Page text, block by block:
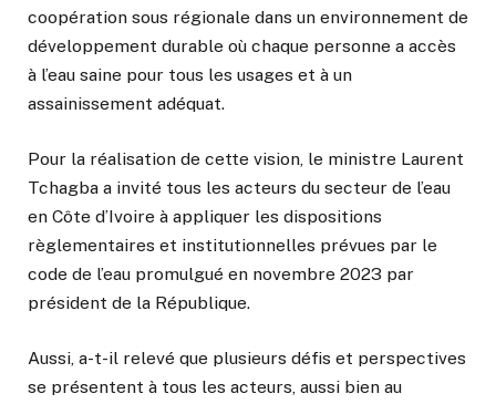
coopération sous régionale dans un environnement de
développement durable où chaque personne a accès
à l’eau saine pour tous les usages et à un
assainissement adéquat.
Pour la réalisation de cette vision, le ministre Laurent
Tchagba a invité tous les acteurs du secteur de l’eau
en Côte d’Ivoire à appliquer les dispositions
règlementaires et institutionnelles prévues par le
code de l’eau promulgué en novembre 2023 par
président de la République.
Aussi, a-t-il relevé que plusieurs défis et perspectives
se présentent à tous les acteurs, aussi bien au